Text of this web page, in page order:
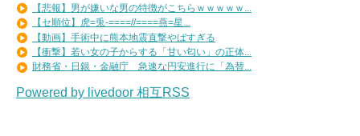
【悲報】男が嫌いな男の特徴がこちらｗｗｗｗｗ...
【セ順位】虎=兎-====//====燕=星...
【動画】手術中に熊本地震直撃やばすぎる
【衝撃】若い女の子からする「甘い匂い」の正体...
財務省・日銀・金融庁 急速な円安進行に「為替...
Powered by livedoor 相互RSS